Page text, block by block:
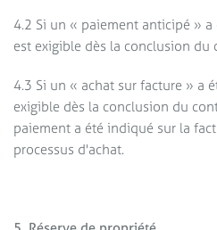
4.2 Si un « paiement anticipé »
est exigible dès la conclusion du
4.3 Si un « achat sur facture » a
exigible dès la conclusion du
paiement a été indiqué sur la
processus d'achat.